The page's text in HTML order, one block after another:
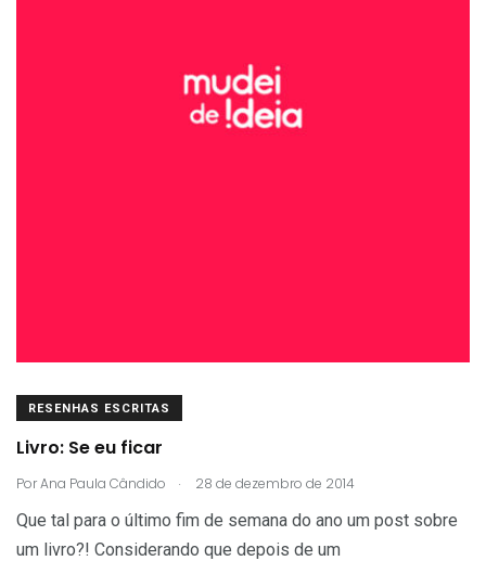
RESENHAS ESCRITAS
Livro: Se eu ficar
PorAna Paula Cândido . 28 de dezembro de 2014
Que tal para o último fim de semana do ano um post sobre
um livro?! Considerando que depois de um